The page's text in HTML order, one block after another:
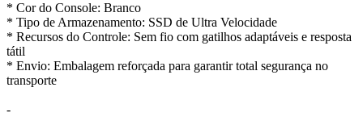
* Cor do Console: Branco
* Tipo de Armazenamento: SSD de Ultra Velocidade
* Recursos do Controle: Sem fio com gatilhos adaptáveis e resposta
tátil
* Envio: Embalagem reforçada para garantir total segurança no
transporte
-